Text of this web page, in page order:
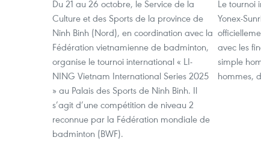
Du 21 au 26 octobre, le Service de la
Culture et des Sports de la province de
Ninh Binh (Nord), en coordination avec la
Fédération vietnamienne de badminton,
organise le tournoi international « LI-
NING Vietnam International Series 2025
» au Palais des Sports de Ninh Binh. Il
s’agit d’une compétition de niveau 2
reconnue par la Fédération mondiale de
badminton (BWF).
Le tournoi
Yonex-
avec les
simple
hommes,